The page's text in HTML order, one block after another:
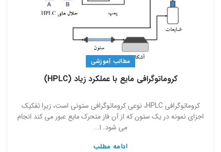
مطالب آموزشی
کروماتوگرافی مایع با عملکرد زیاد (HPLC)
کروماتوگرافی HPLC، نوعی کروماتوگرافی ستونی است، زیرا تفکیک
اجزای نمونه در یک ستون که از آن فاز متحرک مایع عبور می­ کند انجام
می­ شود. ا...
ادامه مطلب